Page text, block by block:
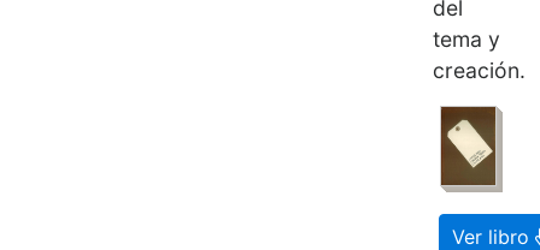
del
tema y
creación.
Ver libro